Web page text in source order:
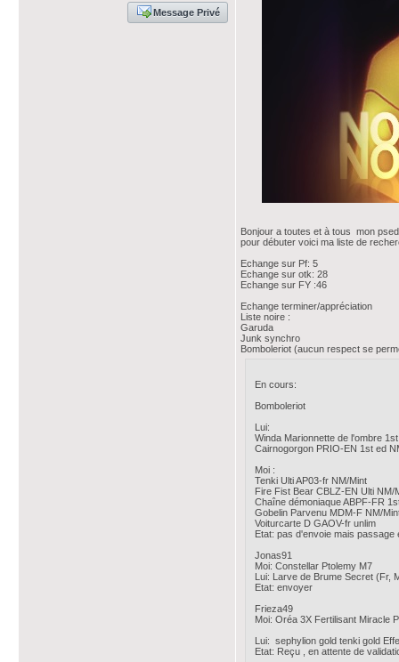
Message Privé
Bonjour a toutes et à tous mon
pour débuter voici ma liste de
Echange sur Pf: 5
Echange sur otk: 28
Echange sur FY :46
Echange terminer/appréciation
Liste noire :
Garuda
Junk synchro
Bomboleriot (aucun respect se
En cours:
Bomboleriot
Lui:
Winda Marionnette de l'ombre
Cairnogorgon PRIO-EN 1st ed
Moi :
Tenki Ulti AP03-fr NM/Mint
Fire Fist Bear CBLZ-EN Ulti NM/
Chaîne démoniaque ABPF-FR
Gobelin Parvenu MDM-F NM/
Voiturcarte D GAOV-fr unlim
Etat: pas d'envoie mais passage
Jonas91
Moi: Constellar Ptolemy M7
Lui: Larve de Brume Secret (Fr,
Etat: envoyer
Frieza49
Moi: Oréa 3X Fertilisant Miracle
Lui: sephylion gold tenki gold
Etat: Reçu , en attente de